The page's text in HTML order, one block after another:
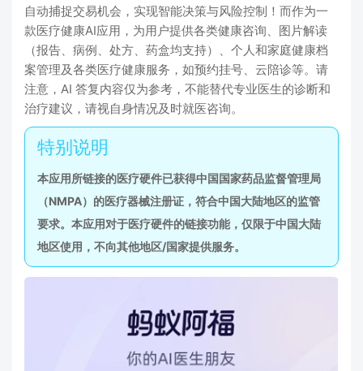
自动捕捉交易机会，实现智能决策与风险控制！而作为一
款医疗健康AI应用，为用户提供各类健康咨询、图片解读
（报告、病例、处方、药盒均支持）、个人和家庭健康档
案管理及各类医疗健康服务，如预约挂号、云陪诊等。请
注意，AI 答复内容仅为参考，不能替代专业医生的诊断和
治疗建议，请视自身情况及时就医咨询。
本应用所链接的医疗硬件已获得中国国家药品监督管理局
（NMPA）的医疗器械注册证，符合中国大陆地区的监管
要求。本应用对于医疗硬件的链接功能，仅限于中国大陆
地区使用，不向其他地区/国家提供服务。